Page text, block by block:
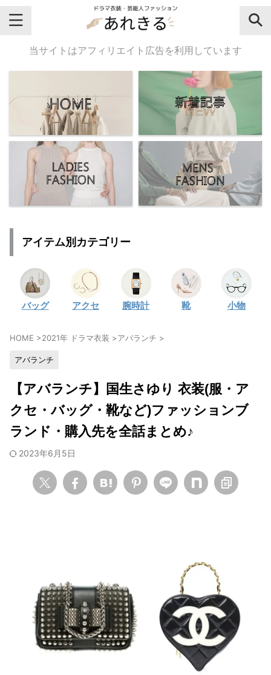
＼芸能人名・ドラマ名で検索♪／
気になるドラマ名や芸能人名でおし
ゃれなドラマ衣装・ファッションを
チェックしてね♪
【よく検索されてる女性芸能人】
・
広瀬すず
川口春奈
・ 石原さとみ
・広瀬アリス
永野芽郁
・波瑠
・奈緒
・ 高畑充希
・
さとうほなみ
前田敦子
水川あさみ
田中みな実
清原果耶
菜々緒
森七菜
吉川愛
当サイトはアフィリエイト広告を利用しています
アイテム別カテゴリー
バッグ アクセ 腕時計 靴 小物
HOME >2021年 ドラマ衣装 >アバランチ >
アバランチ
【アバランチ】国生さゆり 衣装(服・ア
クセ・バッグ・靴など)ファッションブ
ランド・購入先を全話まとめ♪
2023年6月5日